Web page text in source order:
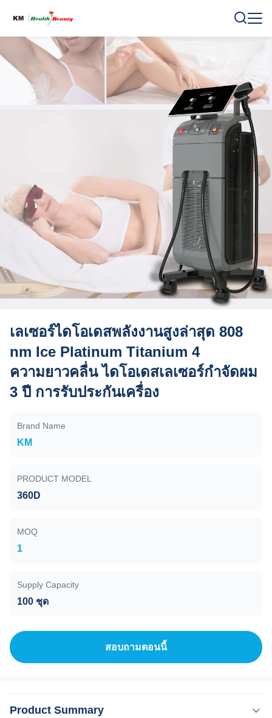
เลเซอร์ไดโอเดสพลังงานสูงล่าสุด 808
nm Ice Platinum Titanium 4
ความยาวคลื่น ไดโอเดสเลเซอร์กําจัดผม
3 ปี การรับประกันเครื่อง
Brand Name
KM
PRODUCT MODEL
360D
MOQ
1
Supply Capacity
100 ชุด
สอบถามตอนนี้
Product Summary